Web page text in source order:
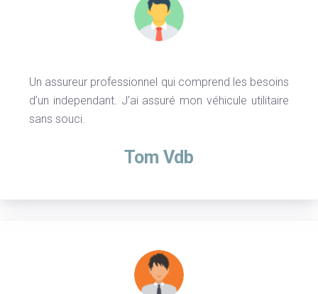
Un assureur professionnel qui comprend les besoins
d’un independant. J’ai assuré mon véhicule utilitaire
sans souci.
Tom Vdb